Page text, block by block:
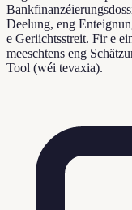
Deelung, eng
e Geriichtsstreit. Fir e
meeschtens eng
Tool (wéi tevaxia).